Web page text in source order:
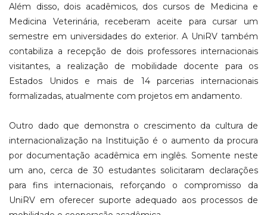
Além disso, dois acadêmicos, dos cursos de Medicina e
Medicina Veterinária, receberam aceite para cursar um
semestre em universidades do exterior. A UniRV também
contabiliza a recepção de dois professores internacionais
visitantes, a realização de mobilidade docente para os
Estados Unidos e mais de 14 parcerias internacionais
formalizadas, atualmente com projetos em andamento.
Outro dado que demonstra o crescimento da cultura de
internacionalização na Instituição é o aumento da procura
por documentação acadêmica em inglês. Somente neste
um ano, cerca de 30 estudantes solicitaram declarações
para fins internacionais, reforçando o compromisso da
UniRV em oferecer suporte adequado aos processos de